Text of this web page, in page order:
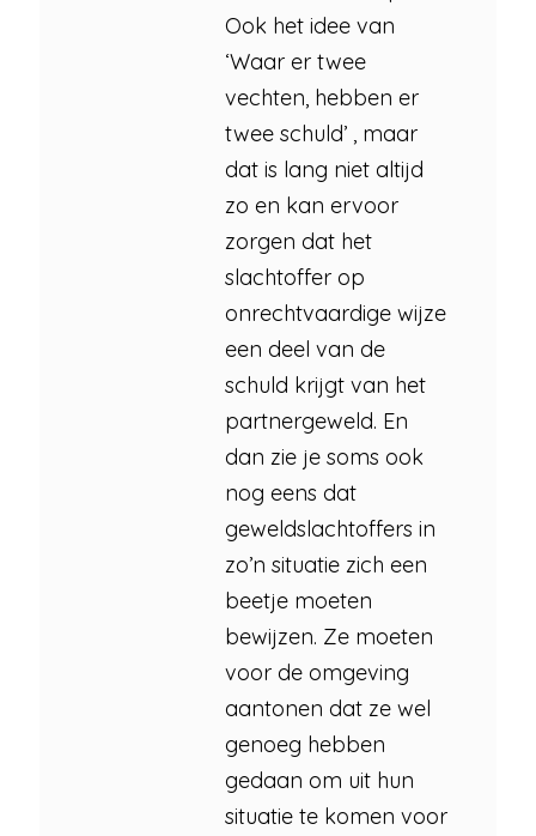
Ook het idee van
‘Waar er twee
vechten, hebben er
twee schuld’ , maar
dat is lang niet altijd
zo en kan ervoor
zorgen dat het
slachtoffer op
onrechtvaardige wijze
een deel van de
schuld krijgt van het
partnergeweld. En
dan zie je soms ook
nog eens dat
geweldslachtoffers in
zo’n situatie zich een
beetje moeten
bewijzen. Ze moeten
voor de omgeving
aantonen dat ze wel
genoeg hebben
gedaan om uit hun
situatie te komen voor